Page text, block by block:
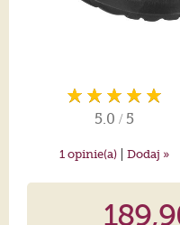
5.0 / 5
1 opinie(a) | Dodaj »